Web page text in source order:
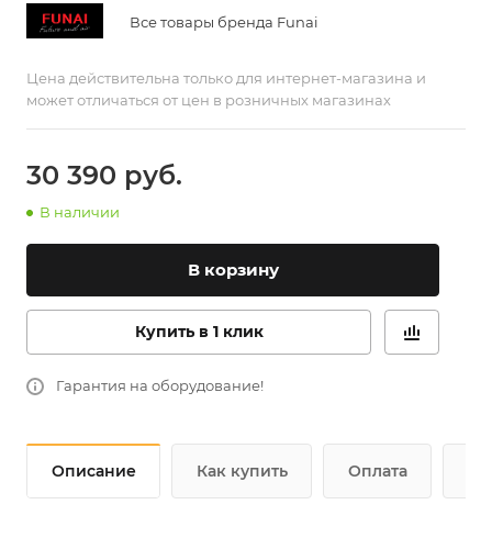
Все товары бренда Funai
Цена действительна только для интернет-магазина и
может отличаться от цен в розничных магазинах
30 390 руб.
В наличии
В корзину
Купить в 1 клик
Гарантия на оборудование!
Описание Как купить Оплата